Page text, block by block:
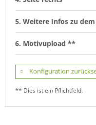
5. Weitere Infos zu
6. Motivupload **
Konfiguration
** Dies ist ein Pflichtfeld.